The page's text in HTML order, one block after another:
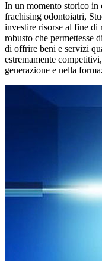
In un momento storico
frachising odontoiatri,
investire risorse al fine
robusto che permettesse
di offrire beni e servizi
estremamente
generazione e nella